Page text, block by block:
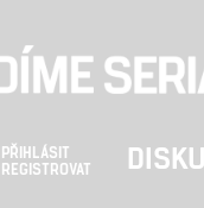
PŘIHLÁSIT
REGISTROVAT